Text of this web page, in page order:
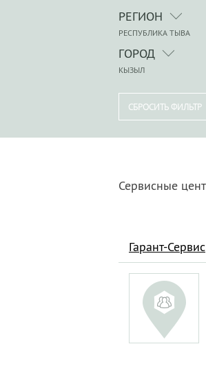
РЕГИОН
РЕСПУБЛИКА ТЫВА
ГОРОД
КЫЗЫЛ
Сервисные
Гарант-Сервис